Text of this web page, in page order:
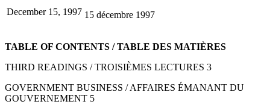
December 15, 1997 15 décembre 1997
TABLE OF CONTENTS / TABLE DES MATIÈRES
THIRD READINGS / TROISIÈMES LECTURES 3
GOVERNMENT BUSINESS / AFFAIRES ÉMANANT DU
GOUVERNEMENT 5